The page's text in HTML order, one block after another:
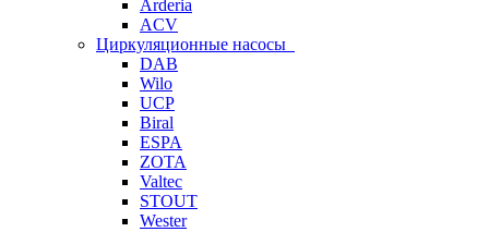
Arderia
ACV
Циркуляционные насосы
DAB
Wilo
UCP
Biral
ESPA
ZOTA
Valtec
STOUT
Wester